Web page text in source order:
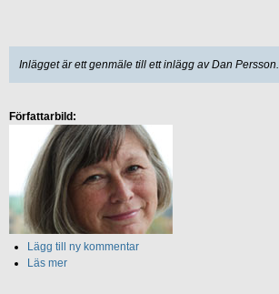
Inlägget är ett genmäle till ett inlägg av Dan Persson.
Författarbild:
Lägg till ny kommentar
Läs mer